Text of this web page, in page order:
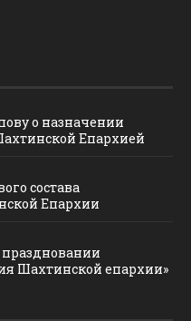
о назначении
Епархией
состава
Епархии
Шахтинской епархии»